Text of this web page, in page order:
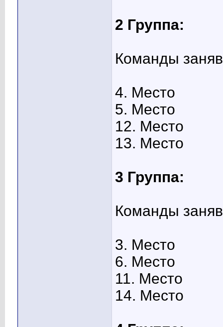
2 Группа:
Команды
4. Место
5. Место
12. Место
13. Место
3 Группа:
Команды
3. Место
6. Место
11. Место
14. Место